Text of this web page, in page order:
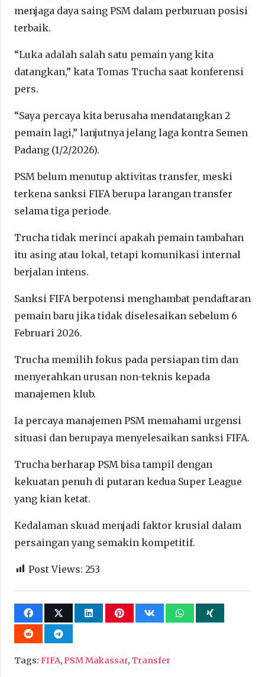
menjaga daya saing PSM dalam perburuan posisi
terbaik.
“Luka adalah salah satu pemain yang kita
datangkan,” kata Tomas Trucha saat konferensi
pers.
“Saya percaya kita berusaha mendatangkan 2
pemain lagi,” lanjutnya jelang laga kontra Semen
Padang (1/2/2026).
PSM belum menutup aktivitas transfer, meski
terkena sanksi FIFA berupa larangan transfer
selama tiga periode.
Trucha tidak merinci apakah pemain tambahan
itu asing atau lokal, tetapi komunikasi internal
berjalan intens.
Sanksi FIFA berpotensi menghambat pendaftaran
pemain baru jika tidak diselesaikan sebelum 6
Februari 2026.
Trucha memilih fokus pada persiapan tim dan
menyerahkan urusan non-teknis kepada
manajemen klub.
Ia percaya manajemen PSM memahami urgensi
situasi dan berupaya menyelesaikan sanksi FIFA.
Trucha berharap PSM bisa tampil dengan
kekuatan penuh di putaran kedua Super League
yang kian ketat.
Kedalaman skuad menjadi faktor krusial dalam
persaingan yang semakin kompetitif.
Post Views: 253
Tags: FIFA,PSM Makassar, Transfer